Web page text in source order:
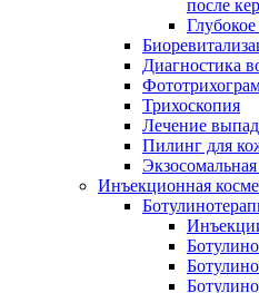
после
Диагностика
Трихоскопия
Лечение
Пилинг для
Инъекционная